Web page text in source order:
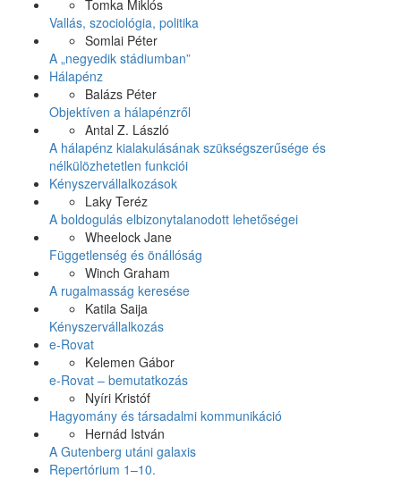
Tomka Miklós
Vallás, szociológia, politika
Somlai Péter
A „negyedik stádiumban”
Hálapénz
Balázs Péter
Objektíven a hálapénzről
Antal Z. László
A hálapénz kialakulásának szükségszerűsége és
nélkülözhetetlen funkciói
Kényszervállalkozások
Laky Teréz
A boldogulás elbizonytalanodott lehetőségei
Wheelock Jane
Függetlenség és önállóság
Winch Graham
A rugalmasság keresése
Katila Saija
Kényszervállalkozás
e-Rovat
Kelemen Gábor
e-Rovat – bemutatkozás
Nyíri Kristóf
Hagyomány és társadalmi kommunikáció
Hernád István
A Gutenberg utáni galaxis
Repertórium 1–10.